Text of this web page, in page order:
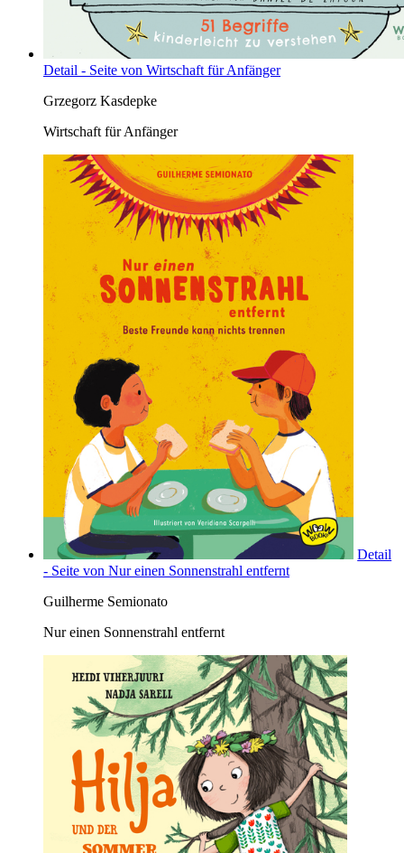
Detail - Seite von Wirtschaft für Anfänger
Grzegorz Kasdepke
Wirtschaft für Anfänger
Detail
- Seite von Nur einen Sonnenstrahl entfernt
Guilherme Semionato
Nur einen Sonnenstrahl entfernt